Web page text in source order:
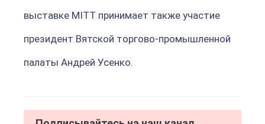
выставке MITT принимает также участие
президент Вятской торгово-промышленной
палаты Андрей Усенко.